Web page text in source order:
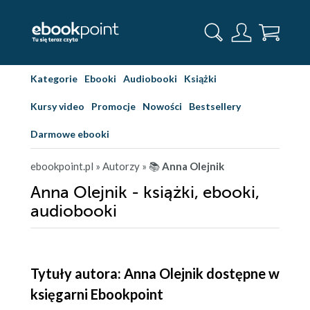
Kategorie Ebooki Audiobooki Książki
Kursy video Promocje Nowości Bestsellery
Darmowe ebooki
ebookpoint.pl » Autorzy » 📚Anna Olejnik
Anna Olejnik - książki, ebooki,
audiobooki
Tytuły autora: Anna Olejnik dostępne w
księgarni Ebookpoint